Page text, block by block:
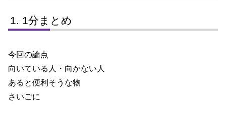
1分まとめ
今回の論点
向いている人・向かない人
あると便利そうな物
さいごに